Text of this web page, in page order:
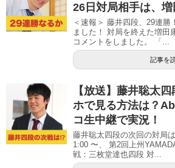
26日対局相手は、
＜速報＞ 藤井四段、29連勝
ました！ 対局を終えた増田
コメントをしました。 「...
記事を
【放送】藤井聡太
ホで見る方法は？
コ生中継で実況！
藤井聡太四段の次回の対局
1:00 〜、 第2回上州
戦：三枚堂達也四段 対...